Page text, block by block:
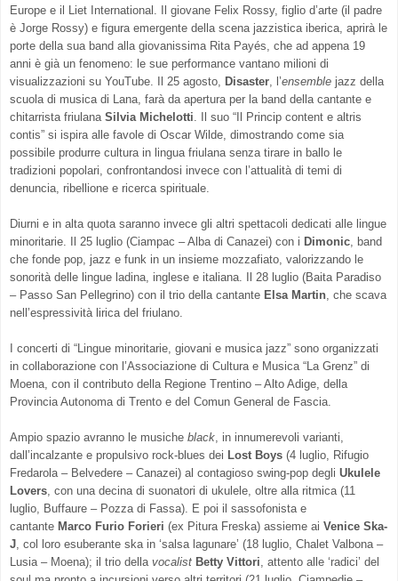
Europe e il Liet International. Il giovane Felix Rossy, figlio d’arte (il padre
è Jorge Rossy) e figura emergente della scena jazzistica iberica, aprirà le
porte della sua band alla giovanissima Rita Payés, che ad appena 19
anni è già un fenomeno: le sue performance vantano milioni di
visualizzazioni su YouTube. Il 25 agosto,
Disaster , l’ensemble jazz della
scuola di musica di Lana, farà da apertura per la band della cantante e
chitarrista friulana Silvia Michelotti . Il suo “Il Princip content e altris
contis” si ispira alle favole di Oscar Wilde, dimostrando come sia
possibile produrre cultura in lingua friulana senza tirare in ballo le
tradizioni popolari, confrontandosi invece con l’attualità di temi di
denuncia, ribellione e ricerca spirituale.
Diurni e in alta quota saranno invece gli altri spettacoli dedicati alle lingue
minoritarie. Il 25 luglio (Ciampac – Alba di Canazei) con i Dimonic , band
che fonde pop, jazz e funk in un insieme mozzafiato, valorizzando le
sonorità delle lingue ladina, inglese e italiana. Il 28 luglio (Baita Paradiso
– Passo San Pellegrino) con il trio della cantante Elsa Martin , che scava
nell’espressività lirica del friulano.
I concerti di “Lingue minoritarie, giovani e musica jazz” sono organizzati
in collaborazione con l’Associazione di Cultura e Musica “La Grenz” di
Moena, con il contributo della Regione Trentino – Alto Adige, della
Provincia Autonoma di Trento e del Comun General de Fascia.
Ampio spazio avranno le musiche black , in innumerevoli varianti,
dall’incalzante e propulsivo rock-blues dei Lost Boys (4 luglio,
Rifugio
Fredarola – Belvedere – Canazei) al contagioso swing-pop degli Ukulele
Lovers , con una decina di suonatori di ukulele, oltre alla ritmica (11
luglio,
Buffaure – Pozza di Fassa). E poi il sassofonista e
cantante Marco Furio Forieri (ex Pitura Freska) assieme ai Venice Ska-
J , col loro esuberante ska in ‘salsa lagunare’ (18 luglio, Chalet Valbona –
Lusia – Moena); il trio della vocalist Betty Vittori , attento alle ‘radici’ del